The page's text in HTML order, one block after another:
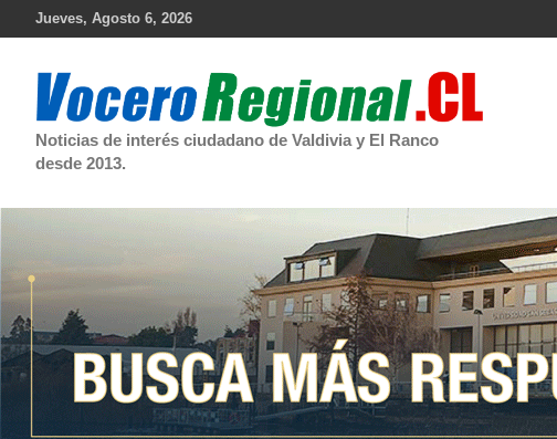
Jueves, Agosto 6, 2026
Noticias de interés ciudadano de Valdivia y El Ranco
desde 2013.